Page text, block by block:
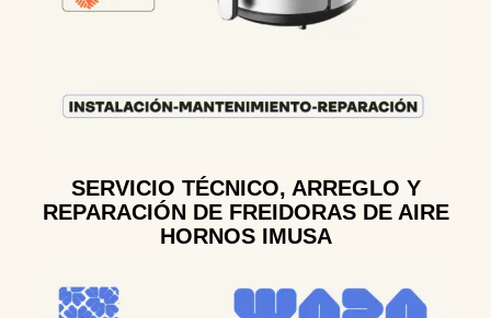
SERVICIO TÉCNICO, ARREGLO Y
REPARACIÓN DE FREIDORAS DE AIRE
HORNOS IMUSA